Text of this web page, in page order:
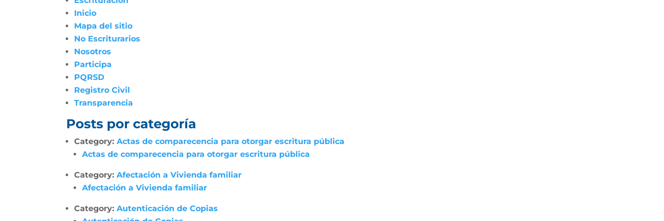
Inicio
Mapa del sitio
No Escriturarios
Nosotros
Participa
PQRSD
Registro Civil
Transparencia
Posts por categoría
Category:Actas de comparecencia para otorgar escritura pública
Actas de comparecencia para otorgar escritura pública
Category:Afectación a Vivienda familiar
Afectación a Vivienda familiar
Category:Autenticación de Copias